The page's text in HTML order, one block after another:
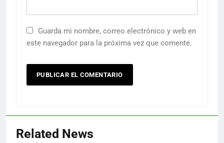
Guarda mi nombre, correo electrónico y web en
este navegador para la próxima vez que comente.
Related News